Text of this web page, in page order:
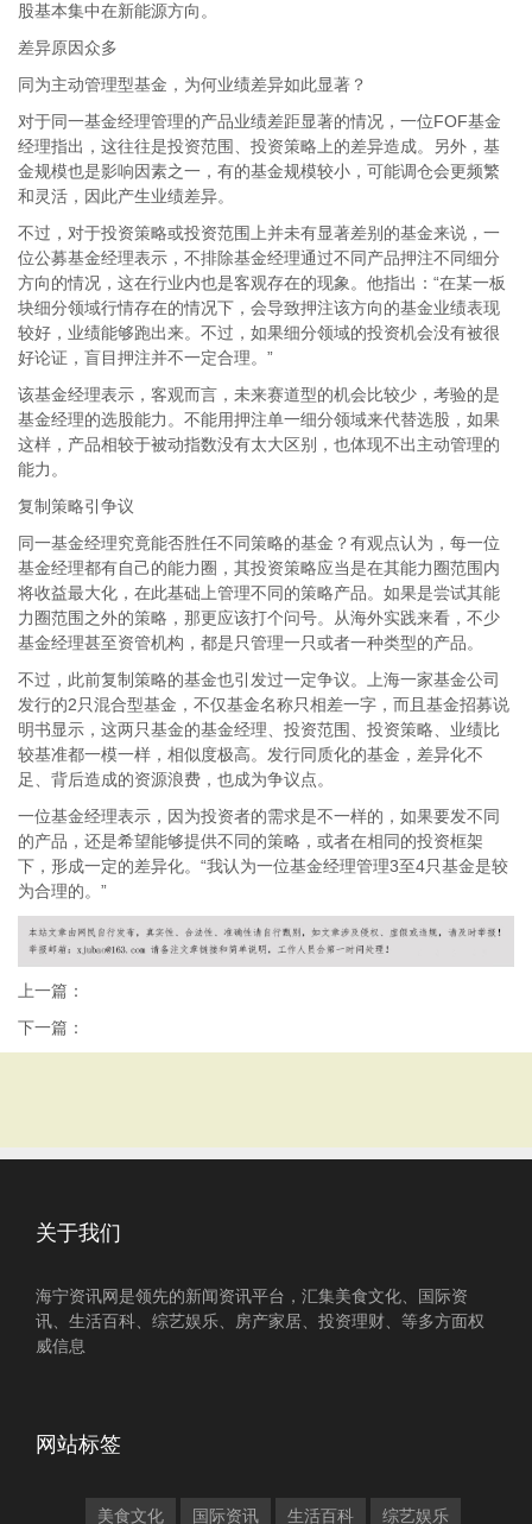
股基本集中在新能源方向。
差异原因众多
同为主动管理型基金，为何业绩差异如此显著？
对于同一基金经理管理的产品业绩差距显著的情况，一位FOF基金
经理指出，这往往是投资范围、投资策略上的差异造成。另外，基
金规模也是影响因素之一，有的基金规模较小，可能调仓会更频繁
和灵活，因此产生业绩差异。
不过，对于投资策略或投资范围上并未有显著差别的基金来说，一
位公募基金经理表示，不排除基金经理通过不同产品押注不同细分
方向的情况，这在行业内也是客观存在的现象。他指出：“在某一板
块细分领域行情存在的情况下，会导致押注该方向的基金业绩表现
较好，业绩能够跑出来。不过，如果细分领域的投资机会没有被很
好论证，盲目押注并不一定合理。”
该基金经理表示，客观而言，未来赛道型的机会比较少，考验的是
基金经理的选股能力。不能用押注单一细分领域来代替选股，如果
这样，产品相较于被动指数没有太大区别，也体现不出主动管理的
能力。
复制策略引争议
同一基金经理究竟能否胜任不同策略的基金？有观点认为，每一位
基金经理都有自己的能力圈，其投资策略应当是在其能力圈范围内
将收益最大化，在此基础上管理不同的策略产品。如果是尝试其能
力圈范围之外的策略，那更应该打个问号。从海外实践来看，不少
基金经理甚至资管机构，都是只管理一只或者一种类型的产品。
不过，此前复制策略的基金也引发过一定争议。上海一家基金公司
发行的2只混合型基金，不仅基金名称只相差一字，而且基金招募说
明书显示，这两只基金的基金经理、投资范围、投资策略、业绩比
较基准都一模一样，相似度极高。发行同质化的基金，差异化不
足、背后造成的资源浪费，也成为争议点。
一位基金经理表示，因为投资者的需求是不一样的，如果要发不同
的产品，还是希望能够提供不同的策略，或者在相同的投资框架
下，形成一定的差异化。“我认为一位基金经理管理3至4只基金是较
为合理的。”
上一篇：
下一篇：
关于我们
海宁资讯网是领先的新闻资讯平台，汇集美食文化、国际资
讯、生活百科、综艺娱乐、房产家居、投资理财、等多方面权
威信息
网站标签
美食文化 国际资讯 生活百科 综艺娱乐